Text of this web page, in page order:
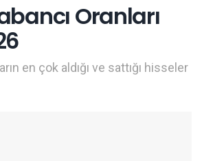
Oranları
en çok aldığı ve sattığı hisseler